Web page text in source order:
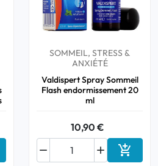
au panier
SOMMEIL, STRESS &
ANXIÉTÉ
Valdispert Spray Sommeil
Flash endormissement 20
ml
10,90 €

 